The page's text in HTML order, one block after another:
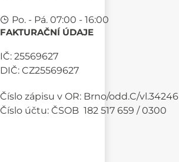
Po. - Pá. 07:00 - 16:00
FAKTURAČNÍ ÚDAJE
IČ: 25569627
DIČ: CZ25569627
Číslo zápisu v OR: Brno/odd.C/vl.34246
Číslo účtu: ČSOB 182 517 659 / 0300